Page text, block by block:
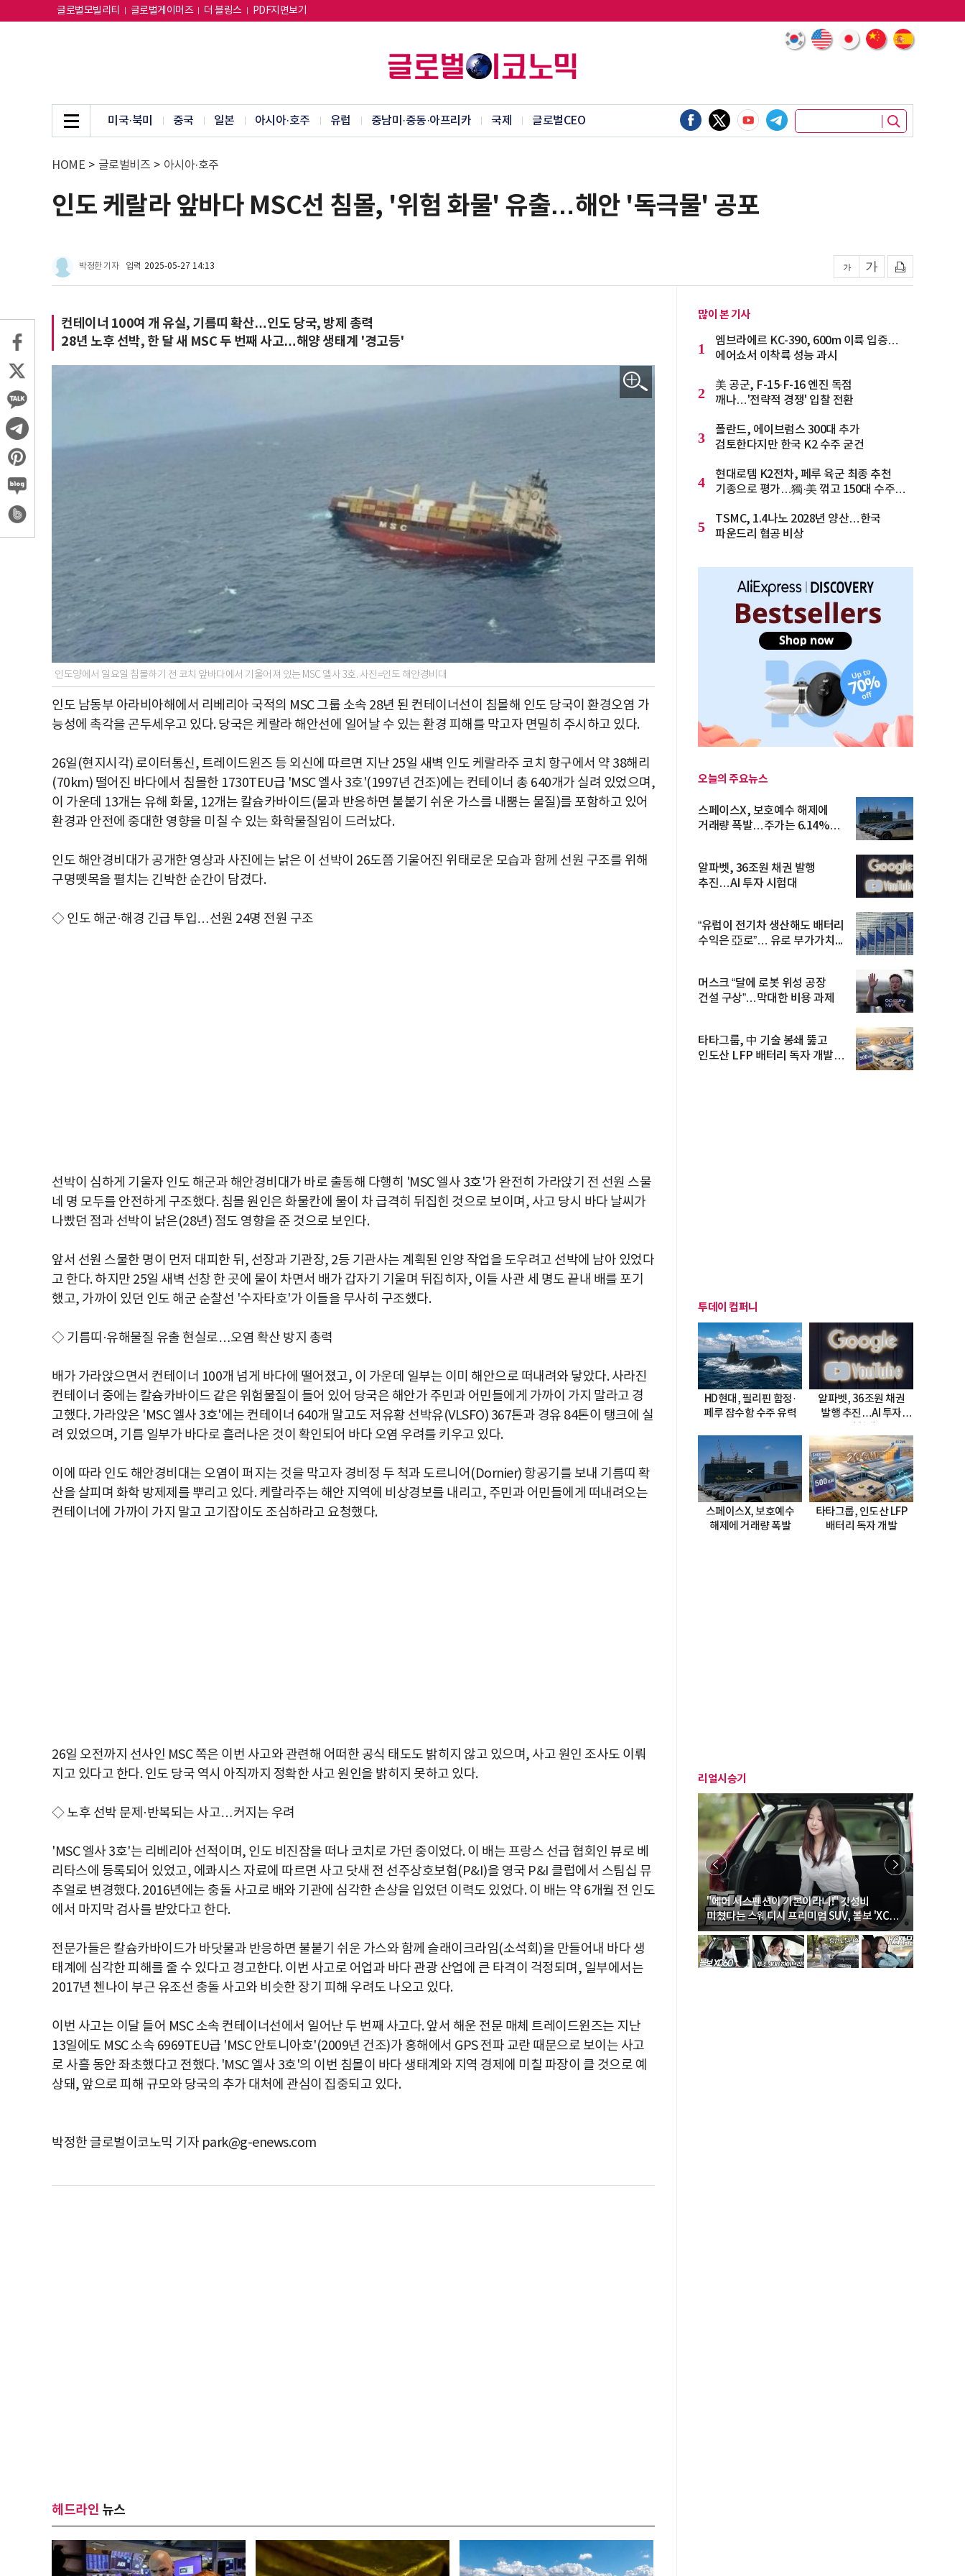
글로벌모빌리티 글로벌게이머즈 더 블링스 PDF지면보기
미국·북미 중국 일본 아시아·호주 유럽 중남미·중동·아프리카 국제 글로벌CEO
HOME > 글로벌비즈 > 아시아·호주
인도 케랄라 앞바다 MSC선 침몰, '위험 화물' 유출…해안 '독극물' 공포
박정한 기자 입력 2025-05-27 14:13
컨테이너 100여 개 유실, 기름띠 확산…인도 당국, 방제 총력
28년 노후 선박, 한 달 새 MSC 두 번째 사고…해양 생태계 '경고등'
인도양에서 일요일 침몰하기 전 코치 앞바다에서 기울어져 있는 MSC 엘사 3호. 사진=인도 해안경비대
인도 남동부 아라비아해에서 리베리아 국적의 MSC 그룹 소속 28년 된 컨테이너선이 침몰해 인도 당국이 환경오염 가
능성에 촉각을 곤두세우고 있다. 당국은 케랄라 해안선에 일어날 수 있는 환경 피해를 막고자 면밀히 주시하고 있다.
26일(현지시각) 로이터통신, 트레이드윈즈 등 외신에 따르면 지난 25일 새벽 인도 케랄라주 코치 항구에서 약 38해리
(70km) 떨어진 바다에서 침몰한 1730TEU급 'MSC 엘사 3호'(1997년 건조)에는 컨테이너 총 640개가 실려 있었으며,
이 가운데 13개는 유해 화물, 12개는 칼슘카바이드(물과 반응하면 불붙기 쉬운 가스를 내뿜는 물질)를 포함하고 있어
환경과 안전에 중대한 영향을 미칠 수 있는 화학물질임이 드러났다.
인도 해안경비대가 공개한 영상과 사진에는 낡은 이 선박이 26도쯤 기울어진 위태로운 모습과 함께 선원 구조를 위해
구명뗏목을 펼치는 긴박한 순간이 담겼다.
◇ 인도 해군·해경 긴급 투입…선원 24명 전원 구조
선박이 심하게 기울자 인도 해군과 해안경비대가 바로 출동해 다행히 'MSC 엘사 3호'가 완전히 가라앉기 전 선원 스물
네 명 모두를 안전하게 구조했다. 침몰 원인은 화물칸에 물이 차 급격히 뒤집힌 것으로 보이며, 사고 당시 바다 날씨가
나빴던 점과 선박이 낡은(28년) 점도 영향을 준 것으로 보인다.
앞서 선원 스물한 명이 먼저 대피한 뒤, 선장과 기관장, 2등 기관사는 계획된 인양 작업을 도우려고 선박에 남아 있었다
고 한다. 하지만 25일 새벽 선창 한 곳에 물이 차면서 배가 갑자기 기울며 뒤집히자, 이들 사관 세 명도 끝내 배를 포기
했고, 가까이 있던 인도 해군 순찰선 '수자타호'가 이들을 무사히 구조했다.
◇ 기름띠·유해물질 유출 현실로…오염 확산 방지 총력
배가 가라앉으면서 컨테이너 100개 넘게 바다에 떨어졌고, 이 가운데 일부는 이미 해안으로 떠내려와 닿았다. 사라진
컨테이너 중에는 칼슘카바이드 같은 위험물질이 들어 있어 당국은 해안가 주민과 어민들에게 가까이 가지 말라고 경
고했다. 가라앉은 'MSC 엘사 3호'에는 컨테이너 640개 말고도 저유황 선박유(VLSFO) 367톤과 경유 84톤이 탱크에 실
려 있었으며, 기름 일부가 바다로 흘러나온 것이 확인되어 바다 오염 우려를 키우고 있다.
이에 따라 인도 해안경비대는 오염이 퍼지는 것을 막고자 경비정 두 척과 도르니어(Dornier) 항공기를 보내 기름띠 확
산을 살피며 화학 방제제를 뿌리고 있다. 케랄라주는 해안 지역에 비상경보를 내리고, 주민과 어민들에게 떠내려오는
컨테이너에 가까이 가지 말고 고기잡이도 조심하라고 요청했다.
26일 오전까지 선사인 MSC 쪽은 이번 사고와 관련해 어떠한 공식 태도도 밝히지 않고 있으며, 사고 원인 조사도 이뤄
지고 있다고 한다. 인도 당국 역시 아직까지 정확한 사고 원인을 밝히지 못하고 있다.
◇ 노후 선박 문제·반복되는 사고…커지는 우려
'MSC 엘사 3호'는 리베리아 선적이며, 인도 비진잠을 떠나 코치로 가던 중이었다. 이 배는 프랑스 선급 협회인 뷰로 베
리타스에 등록되어 있었고, 에콰시스 자료에 따르면 사고 닷새 전 선주상호보험(P&I)을 영국 P&I 클럽에서 스팀십 뮤
추얼로 변경했다. 2016년에는 충돌 사고로 배와 기관에 심각한 손상을 입었던 이력도 있었다. 이 배는 약 6개월 전 인도
에서 마지막 검사를 받았다고 한다.
전문가들은 칼슘카바이드가 바닷물과 반응하면 불붙기 쉬운 가스와 함께 슬래이크라임(소석회)을 만들어내 바다 생
태계에 심각한 피해를 줄 수 있다고 경고한다. 이번 사고로 어업과 바다 관광 산업에 큰 타격이 걱정되며, 일부에서는
2017년 첸나이 부근 유조선 충돌 사고와 비슷한 장기 피해 우려도 나오고 있다.
이번 사고는 이달 들어 MSC 소속 컨테이너선에서 일어난 두 번째 사고다. 앞서 해운 전문 매체 트레이드윈즈는 지난
13일에도 MSC 소속 6969TEU급 'MSC 안토니아호'(2009년 건조)가 홍해에서 GPS 전파 교란 때문으로 보이는 사고
로 사흘 동안 좌초했다고 전했다. 'MSC 엘사 3호'의 이번 침몰이 바다 생태계와 지역 경제에 미칠 파장이 클 것으로 예
상돼, 앞으로 피해 규모와 당국의 추가 대처에 관심이 집중되고 있다.
박정한 글로벌이코노믹 기자 park@g-enews.com
헤드라인 뉴스
많이 본 기사
1
엠브라에르 KC-390, 600m 이륙 입증…
에어쇼서 이착륙 성능 과시
2
美 공군, F-15·F-16 엔진 독점
깨나…'전략적 경쟁' 입찰 전환
3
폴란드, 에이브럼스 300대 추가
검토한다지만 한국 K2 수주 굳건
4
현대로템 K2전차, 페루 육군 최종 추천
기종으로 평가…獨·美 꺾고 150대 수주
5
TSMC, 1.4나노 2028년 양산…한국
파운드리 협공 비상
오늘의 주요뉴스
스페이스X, 보호예수 해제에
거래량 폭발…주가는 6.14%
알파벳, 36조원 채권 발행
추진…AI 투자 시험대
“유럽이 전기차 생산해도 배터리
수익은 亞로”… 유로 부가가치...
머스크 “달에 로봇 위성 공장
건설 구상”…막대한 비용 과제
타타그룹, 中 기술 봉쇄 뚫고
인도산 LFP 배터리 독자 개발…
투데이 컴퍼니
HD현대, 필리핀 함정·
페루 잠수함 수주 유력
알파벳, 36조원 채권
발행 추진…AI 투자
스페이스X, 보호예수
해제에 거래량 폭발
타타그룹, 인도산 LFP
배터리 독자 개발
리얼시승기
"에어 서스펜션이 기본이라니!" 갓성비
미쳤다는 스웨디시 프리미엄 SUV, 볼보 'XC60
B5 울트라'